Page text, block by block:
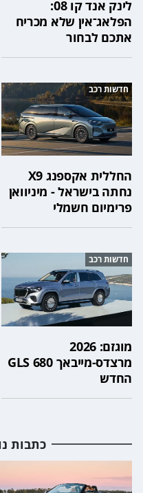
לינק אנד קו 08:
הפלאג־אין שלא מכריח
אתכם לבחור
חדשות רכב
החללית אקספנג X9
נחתה בישראל - מיניוואן
פרימיום חשמלי
חדשות רכב
מוגזם: 2026
מרצדס-מייבאך GLS 680
החדש
כתבות